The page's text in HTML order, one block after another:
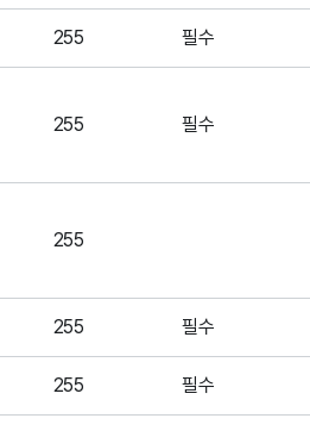
255 필수
255 필수
255
255 필수
255 필수